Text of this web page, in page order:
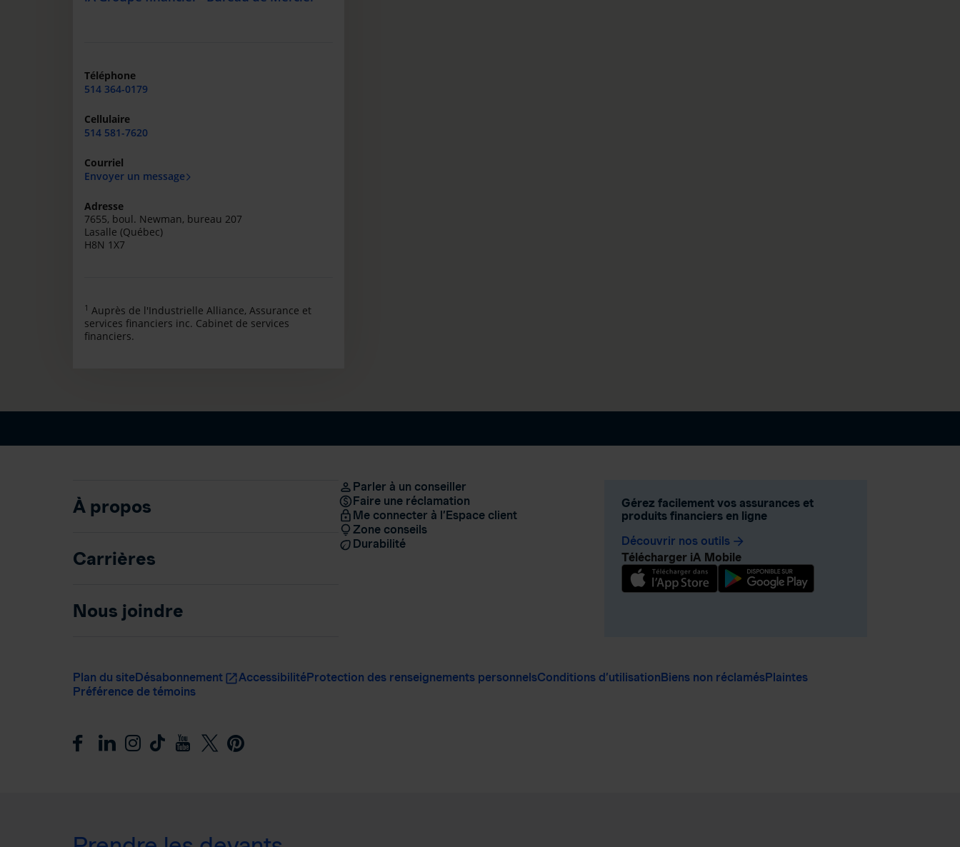
Téléphone
514 364-0179
Cellulaire
514 581-7620
Courriel
Envoyer un message
Adresse
7655, boul. Newman, bureau 207
Lasalle (Québec)
H8N 1X7
1 Auprès de l'Industrielle Alliance, Assurance et
services financiers inc. Cabinet de services
financiers.
À propos
Carrières
Nous joindre
Parler à un conseiller
Faire une réclamation
Me connecter à l’Espace client
Zone conseils
Durabilité
Gérez facilement vos assurances et
produits financiers en ligne
Découvrir nos outils arrow_forward
Télécharger iA Mobile
Plan du siteDésabonnement AccessibilitéProtection des renseignements personnelsConditions d’utilisationBiens non réclamésPlaintes
Préférence de témoins